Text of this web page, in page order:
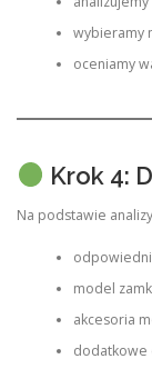
wybieramy
oceniamy
Krok 4:
Na podstawie
odpowiedni
model
akcesoria
dodatkowe